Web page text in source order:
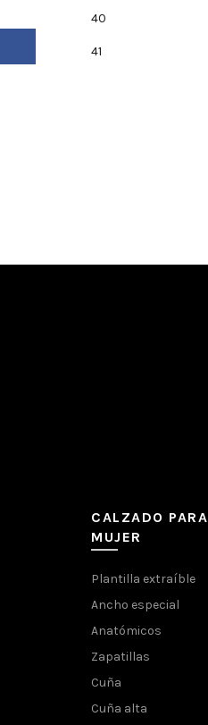
40
41
CALZADO PARA
MUJER
Plantilla extraíble
Ancho especial
Anatómicos
Zapatillas
Cuña
Cuña alta